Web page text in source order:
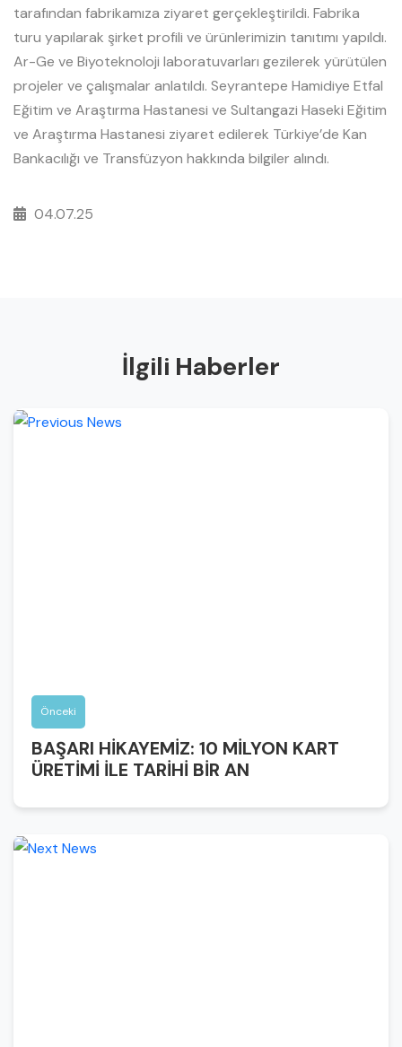
tarafından fabrikamıza ziyaret gerçekleştirildi. Fabrika
turu yapılarak şirket profili ve ürünlerimizin tanıtımı yapıldı.
Ar-Ge ve Biyoteknoloji laboratuvarları gezilerek yürütülen
projeler ve çalışmalar anlatıldı. Seyrantepe Hamidiye Etfal
Eğitim ve Araştırma Hastanesi ve Sultangazi Haseki Eğitim
ve Araştırma Hastanesi ziyaret edilerek Türkiye’de Kan
Bankacılığı ve Transfüzyon hakkında bilgiler alındı.
04.07.25
İlgili Haberler
Önceki
BAŞARI HİKAYEMİZ: 10 MİLYON KART
ÜRETİMİ İLE TARİHİ BİR AN